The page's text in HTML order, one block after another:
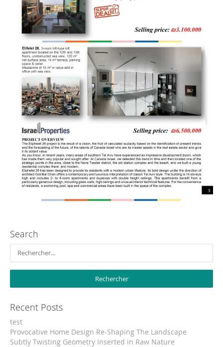
Search
Recent Posts
test
Provocative Home Design Re-Shaping The Landscape
Subtly Twisting Geometry Inserted in Raw Nature